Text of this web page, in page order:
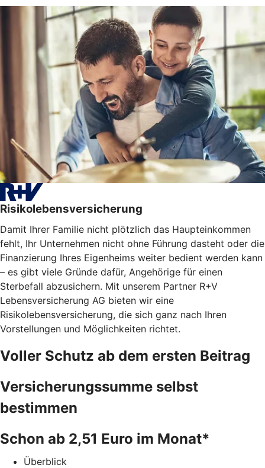
Risikolebensversicherung
Damit Ihrer Familie nicht plötzlich das Haupteinkommen
fehlt, Ihr Unternehmen nicht ohne Führung dasteht oder die
Finanzierung Ihres Eigenheims weiter bedient werden kann
– es gibt viele Gründe dafür, Angehörige für einen
Sterbefall abzusichern. Mit unserem Partner R+V
Lebensversicherung AG bieten wir eine
Risikolebensversicherung, die sich ganz nach Ihren
Vorstellungen und Möglichkeiten richtet.
Voller Schutz ab dem ersten Beitrag
Versicherungssumme selbst
bestimmen
Schon ab 2,51 Euro im Monat*
Überblick